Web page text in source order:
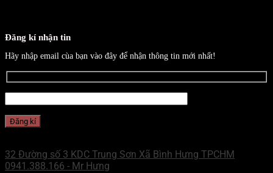
Đăng kí nhận tin
Hãy nhập email cùa bạn vào đây để nhận thông tin mới nhất!
32 Đường số 3 KDC Trung Sơn Xã Bình Hưng TPCHM
0941.388.166 - Mr Hưng